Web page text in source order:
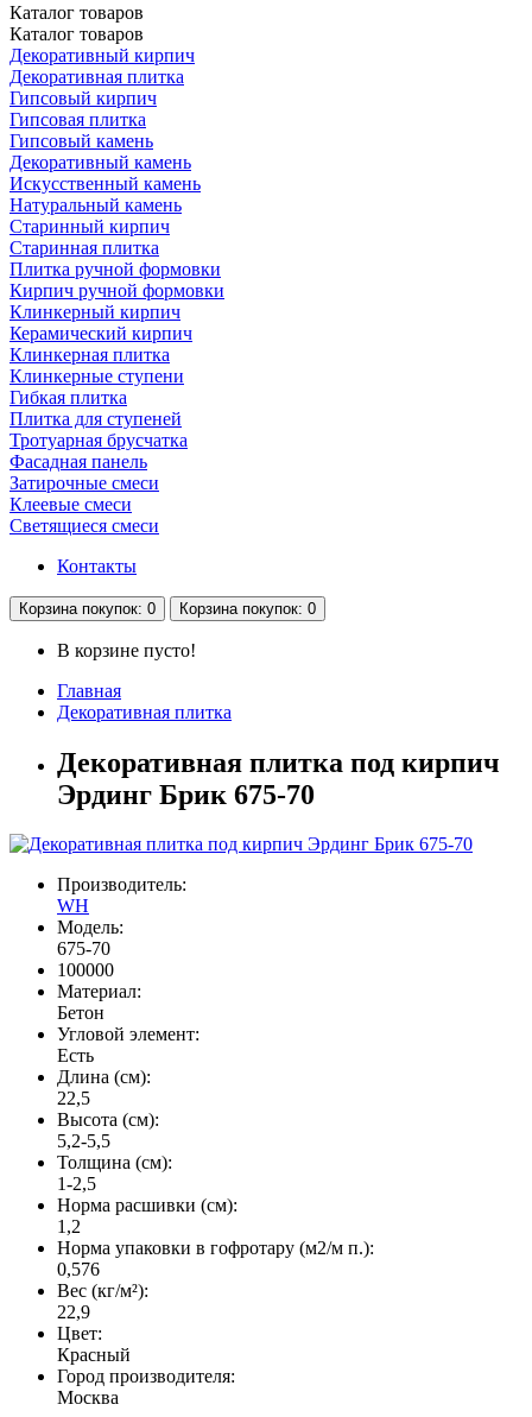
Каталог товаров
Каталог товаров
Декоративный кирпич
Декоративная плитка
Гипсовый кирпич
Гипсовая плитка
Гипсовый камень
Декоративный камень
Искусственный камень
Натуральный камень
Старинный кирпич
Старинная плитка
Плитка ручной формовки
Кирпич ручной формовки
Клинкерный кирпич
Керамический кирпич
Клинкерная плитка
Клинкерные ступени
Гибкая плитка
Плитка для ступеней
Тротуарная брусчатка
Фасадная панель
Затирочные смеси
Клеевые смеси
Светящиеся смеси
Контакты
Корзина покупок: 0 Корзина покупок: 0
В корзине пусто!
Главная
Декоративная плитка
Декоративная плитка под кирпич
Эрдинг Брик 675-70
Производитель:
WH
Модель:
675-70
100000
Материал:
Бетон
Угловой элемент:
Есть
Длина (см):
22,5
Высота (см):
5,2-5,5
Толщина (см):
1-2,5
Норма расшивки (см):
1,2
Норма упаковки в гофротару (м2/м п.):
0,576
Вес (кг/м²):
22,9
Цвет:
Красный
Город производителя:
Москва